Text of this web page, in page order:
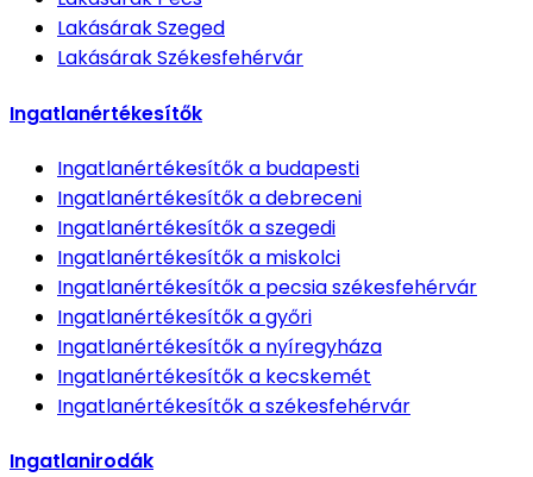
LakásárakSzeged
LakásárakSzékesfehérvár
Ingatlanértékesítők
Ingatlanértékesítőka budapesti
Ingatlanértékesítőka debreceni
Ingatlanértékesítőka szegedi
Ingatlanértékesítőka miskolci
Ingatlanértékesítőka pecsia székesfehérvár
Ingatlanértékesítőka győri
Ingatlanértékesítőka nyíregyháza
Ingatlanértékesítőka kecskemét
Ingatlanértékesítőka székesfehérvár
Ingatlanirodák